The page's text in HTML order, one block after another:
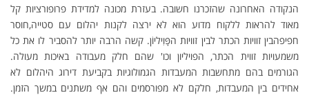
הנקודה האחרונה שהזכרנו חשובה. בעזרת מכונה למדידת פרופורציות קל
מאוד להראות ללקוח מדוע הוא לא ירצה לקנות יהלום עם סטייה,חוסר
חפיפהבין זוויות הכתר לבין זוויות הפָּוִיליוֹן. קשה הרבה יותר להסביר לו את כל
משמעויות זווית הכתר, הפויליון וכו' שהם חלק מעבודה באיכות מעולה.
הגורמים בהם מתחשבות המעבדות הגמולוגיות בקביעת דירוג היהלום לא
אחידים בין המעבדות, חלקם לא מפורסמים והם אף משתנים במשך הזמן.